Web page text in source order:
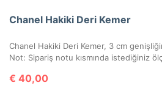
Chanel Hakiki Deri Kemer
€ 40,00